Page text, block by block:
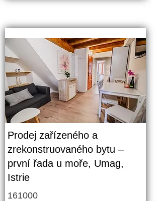
Prodej zařízeného a
zrekonstruovaného bytu –
první řada u moře, Umag,
Istrie
161000